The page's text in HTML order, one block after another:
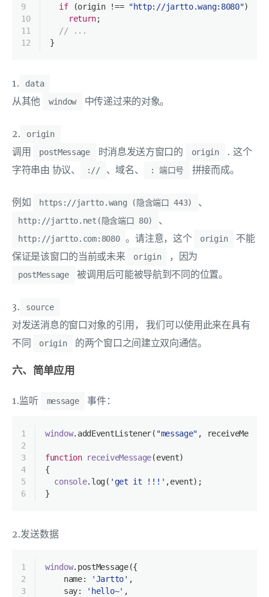
9
10
11
12
if (origin !== "http://jartto.wang:8080")
return;
// ...
}
1. data
从其他 window 中传递过来的对象。
2. origin
调用 postMessage 时消息发送方窗口的 origin
. 这个
字符串由 协议、
:// 、域名、 : 端口号 拼接而成。
例如 https://jartto.wang (隐含端口 443) 、
http://jartto.net(隐含端口 80) 、
http://jartto.com:8080 。请注意，这个 origin
不能
保证是该窗口的当前或未来
origin ，因为
postMessage 被调用后可能被导航到不同的位置。
3. source
对发送消息的窗口对象的引用， 我们可以使用此来在具有
不同
origin 的两个窗口之间建立双向通信。
六、简单应用
1.监听 message 事件：
1
2
3
4
5
6
window.addEventListener( "message" ,
function receiveMessage(event)
{
console.log( 'get it !!!' ,event);
}
2.发送数据
1
2
3
window.postMessage({
    name:
'Jartto' ,
    say:
'hello~' ,